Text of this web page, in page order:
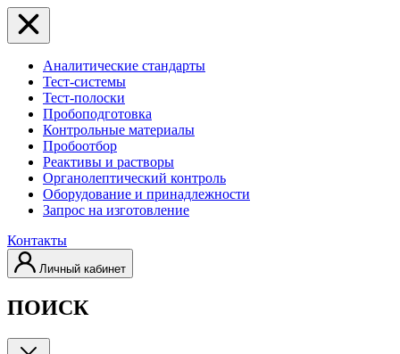
Аналитические стандарты
Тест-системы
Тест-полоски
Пробоподготовка
Контрольные материалы
Пробоотбор
Реактивы и растворы
Органолептический контроль
Оборудование и принадлежности
Запрос на изготовление
Контакты
Личный кабинет
ПОИСК